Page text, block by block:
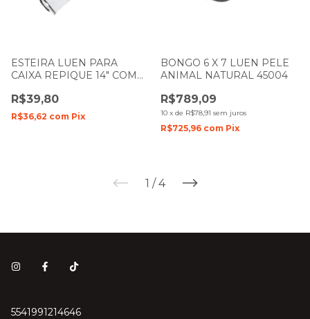
ESTEIRA LUEN PARA
CAIXA REPIQUE 14" COM
R$39,80
R$36,62 com Pix
BONGO 6 X 7 LUEN PELE
ANIMAL NATURAL 45004
R$789,09
10 x de R$78,91 sem juros
R$725,96 com Pix
1 / 4
5541991214646